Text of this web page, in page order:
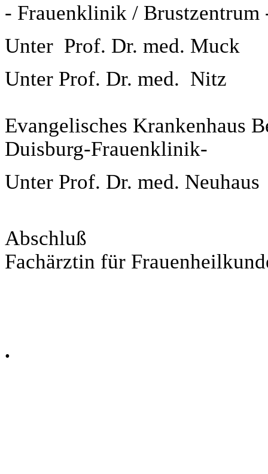
- Frauenklinik / Brustzentrum
Unter Prof. Dr. med. Muck
Unter Prof. Dr. med. Nitz
Evangelisches Krankenhaus
Duisburg-Frauenklinik-
Unter Prof. Dr. med. Neuhaus
Abschluß
Fachärztin für
.